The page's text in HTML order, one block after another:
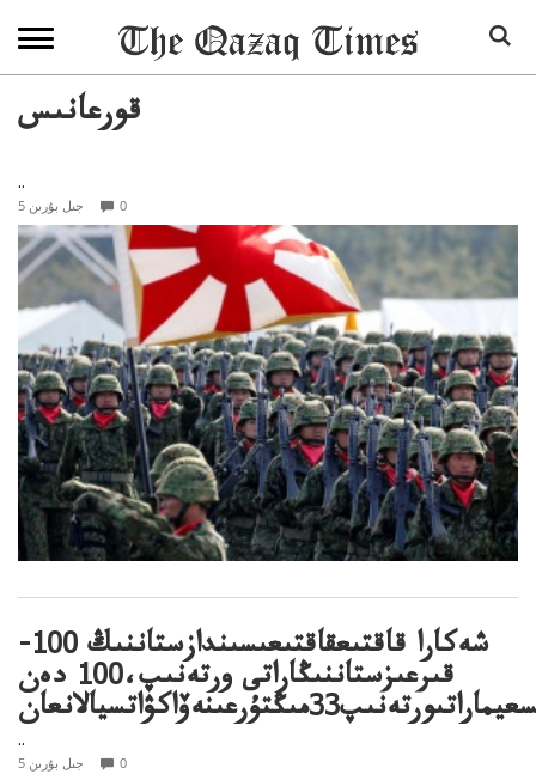
قورعانىس
..
5 جىل بۇرىن 0
شەكارا قاقتىعقاقتىعىسىندازستاننىڭ 100-
قىرعىزستاننىڭاراتى ورتەنىپ،100 دەن
..
5 جىل بۇرىن 0